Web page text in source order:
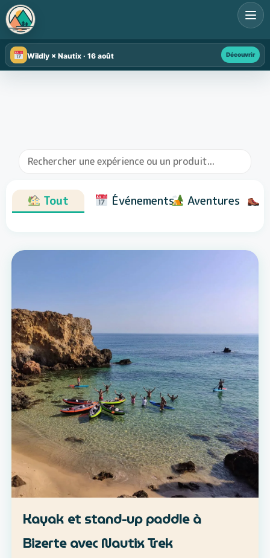
Wildly × Nautix · 16 août Découvrir
Tout Événements Aventures
Kayak et stand-up paddle à
Bizerte avec Nautix Trek